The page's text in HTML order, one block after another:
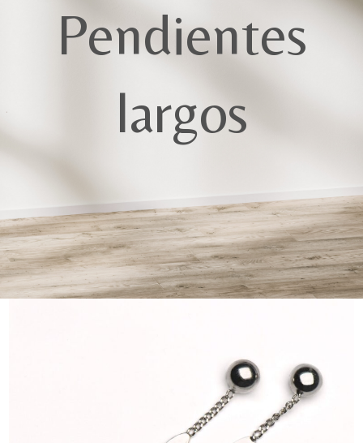
Pendientes
largos